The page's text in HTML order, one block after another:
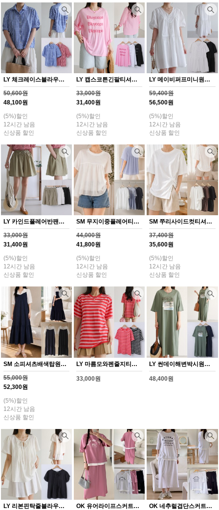
LY 체크레이스블라우스(Y363H608)
50,600원
48,100원
(5%)할인
12시간 남음
신상품 할인
LY 캡스코튼긴팔티셔츠(Y362H608)
33,000원
31,400원
(5%)할인
12시간 남음
신상품 할인
LY 메이비퍼프미니원피스(Y364H608)
59,400원
56,500원
(5%)할인
12시간 남음
신상품 할인
LY 카인드플레어반팬츠(Y365H608)
33,000원
31,400원
(5%)할인
12시간 남음
신상품 할인
SM 무지이중플레어티셔츠(Y366H608)
44,000원
41,800원
(5%)할인
12시간 남음
신상품 할인
SM 쭈리사이드컷티셔츠(Y367H608)
37,400원
35,600원
(5%)할인
12시간 남음
신상품 할인
SM 소피셔츠배색탑원피스(Y368H608)
55,000원
52,300원
(5%)할인
12시간 남음
신상품 할인
LY 마름모와펜줄지티셔츠(Y352H608)
33,000원
LY 썬데이해변박시원피스(Y353H608)
48,400원
LY 리본핀탁줄블라우스(Y354H608) OK 유어라이프스커트세트(Y355H608) OK 네추럴겹단스커트세트(Y356H608)